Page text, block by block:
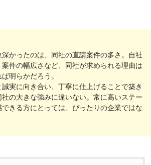
かったのは、同社の直請案件の多さ。自社
案件の幅広さなど、同社が求められる理由は
明らかだろう。
実に向き合い、丁寧に仕上げることで築き
社の大きな強みに違いない。常に高いステー
きる方にとっては、ぴったりの企業ではな